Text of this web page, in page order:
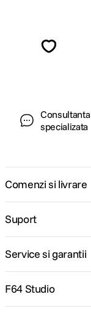
Consultanta
specializata
Comenzi si livrare
Suport
Service si garantii
F64 Studio